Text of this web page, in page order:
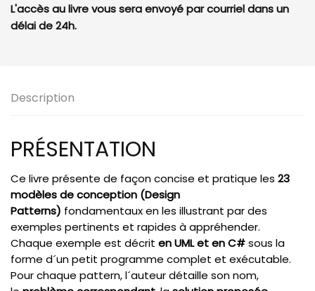
en
C#
L'accès au livre vous sera envoyé par courriel dans un
délai de 24h.
Description
PRÉSENTATION
Ce livre présente de façon concise et pratique les 23
modèles de conception (Design
Patterns) fondamentaux en les illustrant par des
exemples pertinents et rapides à appréhender.
Chaque exemple est décrit en UML et en C#sous la
forme d´un petit programme complet et exécutable.
Pour chaque pattern, l´auteur détaille son nom,